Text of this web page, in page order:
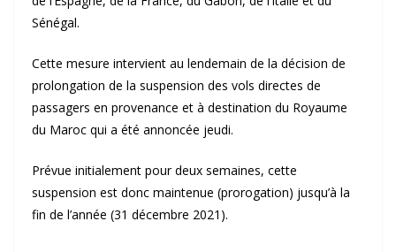
Sénégal.
Cette mesure intervient au lendemain de la décision de
prolongation de la suspension des vols directes de
passagers en provenance et à destination du Royaume
du Maroc qui a été annoncée jeudi.
Prévue initialement pour deux semaines, cette
suspension est donc maintenue (prorogation) jusqu’à la
fin de l’année (31 décembre 2021).